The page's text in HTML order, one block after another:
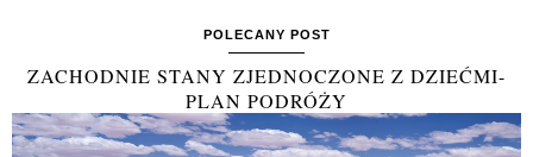
POLECANY POST
ZACHODNIE STANY ZJEDNOCZONE Z DZIEĆMI-
PLAN PODRÓŻY